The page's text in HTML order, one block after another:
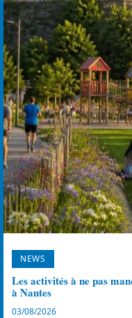
NEWS
Les activités à ne pas
à Nantes
03/08/2026